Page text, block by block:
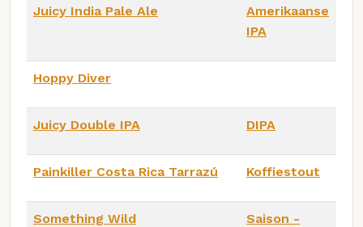
Juicy India Pale Ale
Amerikaanse
IPA
Hoppy Diver
Juicy Double IPA DIPA
Painkiller Costa Rica Tarrazú Koffiestout
Something Wild
Saison -